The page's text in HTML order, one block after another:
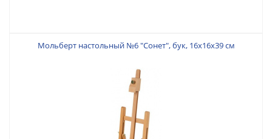
Мольберт настольный №6 "Сонет", бук, 16х16х39 см